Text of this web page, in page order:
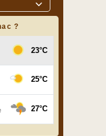

?